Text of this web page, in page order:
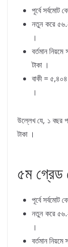
পূর্বে সর্বমোট
নতুন করে
।
বর্তমান
টাকা ।
বাকী = ৫,৪০৪
।
উল্লেখ যে, ১ বছর
টাকা ।
৫ম গ্রেড
পূর্বে সর্বমোট
নতুন করে
।
বর্তমান